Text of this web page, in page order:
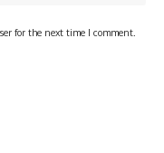
for the next time I comment.